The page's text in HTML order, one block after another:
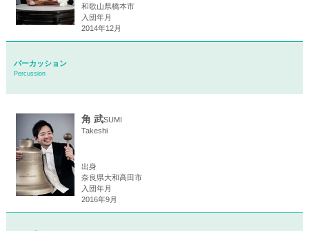
和歌山県橋本市
入団年月
2014年12月
パーカッション
Percussion
角 武SUMI
Takeshi
出身
奈良県大和高田市
入団年月
2016年9月